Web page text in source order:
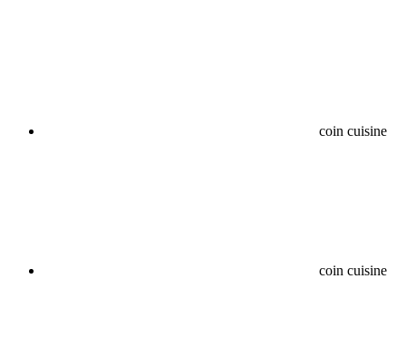
coin cuisine
coin cuisine